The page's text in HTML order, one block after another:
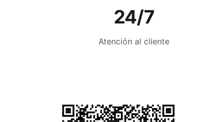
24/7
Atención al cliente